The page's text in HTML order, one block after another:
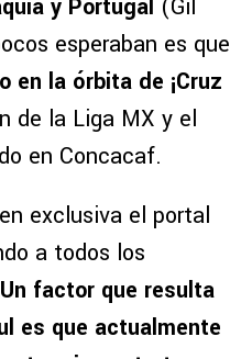
y Portugal (Gil
esperaban es que
en la órbita de ¡Cruz
de la Liga MX y el
en Concacaf.
exclusiva el portal
a todos los
Un factor que resulta
es que actualmente